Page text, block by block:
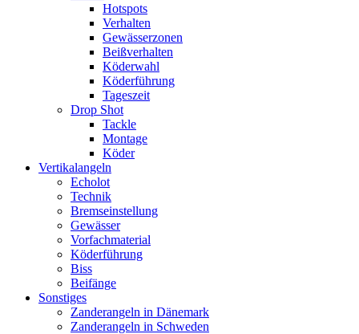
Hotspots
Verhalten
Gewässerzonen
Beißverhalten
Köderwahl
Köderführung
Tageszeit
Drop Shot
Tackle
Montage
Köder
Vertikalangeln
Echolot
Technik
Bremseinstellung
Gewässer
Vorfachmaterial
Köderführung
Biss
Beifänge
Sonstiges
Zanderangeln in Dänemark
Zanderangeln in Schweden